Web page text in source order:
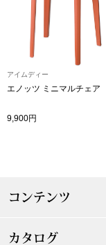
ビー
アイムディー
エノッツ ミニマルチェア
9,900円
コンテンツ
カタログ